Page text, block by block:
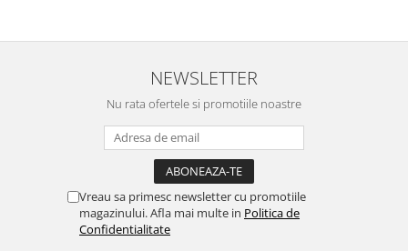
NEWSLETTER
Nu rata ofertele si promotiile noastre
Vreau sa primesc newsletter cu promotiile
magazinului. Afla mai multe in Politica de
Confidentialitate